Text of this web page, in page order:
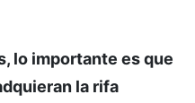
lo importante es que
la rifa